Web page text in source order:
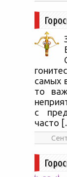
самых
то
с
часто